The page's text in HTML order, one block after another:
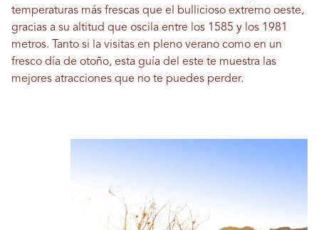
temperaturas más frescas que el bullicioso extremo oeste,
gracias a su altitud que oscila entre los 1585 y los 1981
metros. Tanto si la visitas en pleno verano como en un
fresco día de otoño, esta guía del este te muestra las
mejores atracciones que no te puedes perder.